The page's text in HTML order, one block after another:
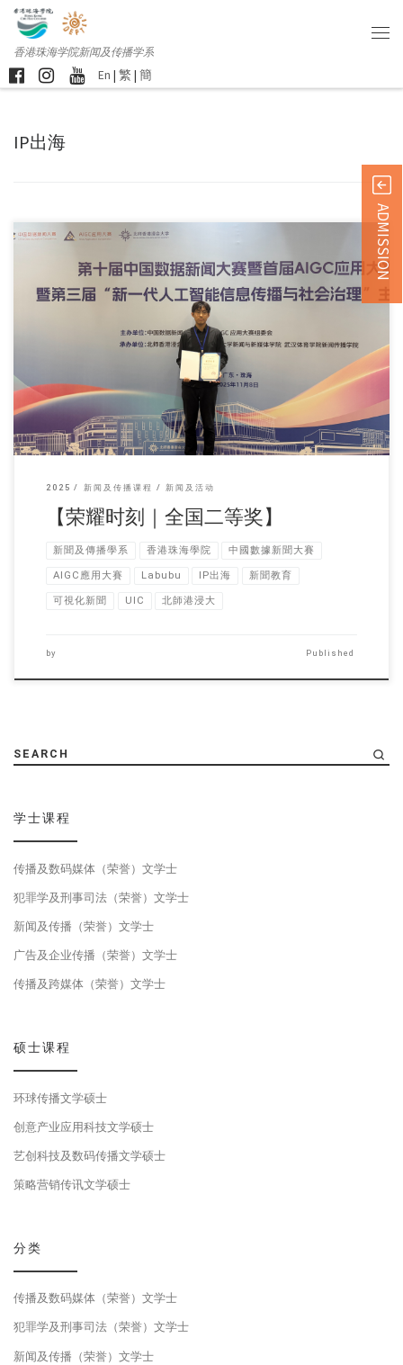
香港珠海学院新闻及传播学系
En | 繁 | 簡
IP出海
第十届中国数据新闻大 […]
2025 新闻及传播课程 新闻及活动
【荣耀时刻｜全国二等奖】
新聞及傳播學系 香港珠海學院 中國數據新聞大賽
AIGC應用大賽 Labubu IP出海 新聞教育
可視化新聞 UIC 北師港浸大
by Published
SEARCH
学士课程
传播及数码媒体（荣誉）文学士
犯罪学及刑事司法（荣誉）文学士
新闻及传播（荣誉）文学士
广告及企业传播（荣誉）文学士
传播及跨媒体（荣誉）文学士
硕士课程
环球传播文学硕士
创意产业应用科技文学硕士
艺创科技及数码传播文学硕士
策略营销传讯文学硕士
分类
传播及数码媒体（荣誉）文学士
犯罪学及刑事司法（荣誉）文学士
新闻及传播（荣誉）文学士
ADMISSION